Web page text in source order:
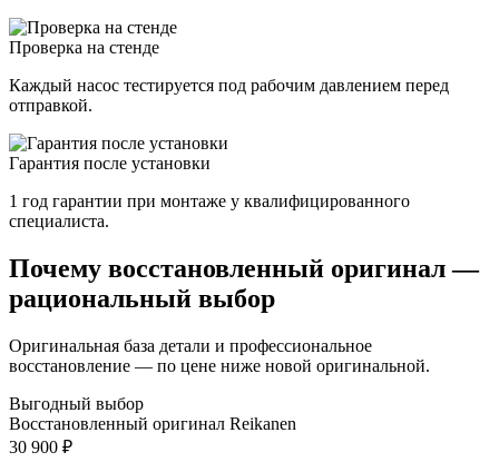
Проверка на стенде
Каждый насос тестируется под рабочим давлением перед
отправкой.
Гарантия после установки
1 год гарантии при монтаже у квалифицированного
специалиста.
Почему восстановленный оригинал —
рациональный выбор
Оригинальная база детали и профессиональное
восстановление — по цене ниже новой оригинальной.
Выгодный выбор
Восстановленный оригинал Reikanen
30 900 ₽